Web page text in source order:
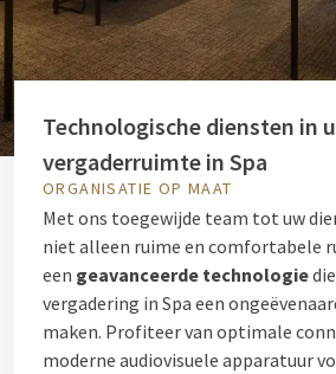
Technologische diensten in
vergaderruimte in Spa
ORGANISATIE OP MAAT
Met ons toegewijde team tot uw
niet alleen ruime en comfortabele
een geavanceerde technologie
vergadering in Spa een
maken. Profiteer van optimale
moderne audiovisuele apparatuur